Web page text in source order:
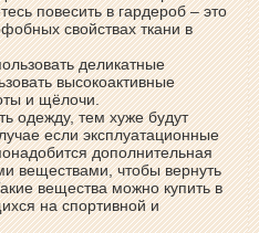
повесить в гардероб – это
свойствах ткани в
деликатные
высокоактивные
и щёлочи.
одежду, тем хуже будут
если эксплуатационные
дополнительная
веществами, чтобы вернуть
вещества можно купить в
на спортивной и